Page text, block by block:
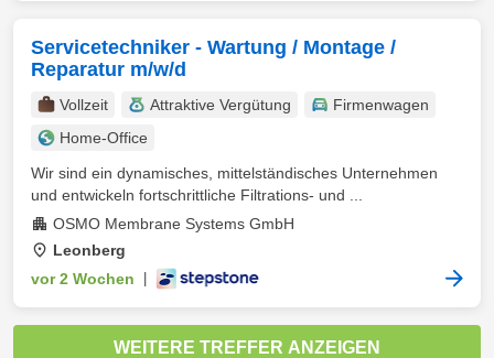
Servicetechniker - Wartung / Montage /
Reparatur m/w/d
Vollzeit Attraktive Vergütung
Firmenwagen
Home-Office
Wir sind ein dynamisches, mittelständisches Unternehmen
und entwickeln fortschrittliche Filtrations- und ...
OSMO Membrane Systems GmbH
Leonberg
vor 2 Wochen
WEITERE TREFFER ANZEIGEN